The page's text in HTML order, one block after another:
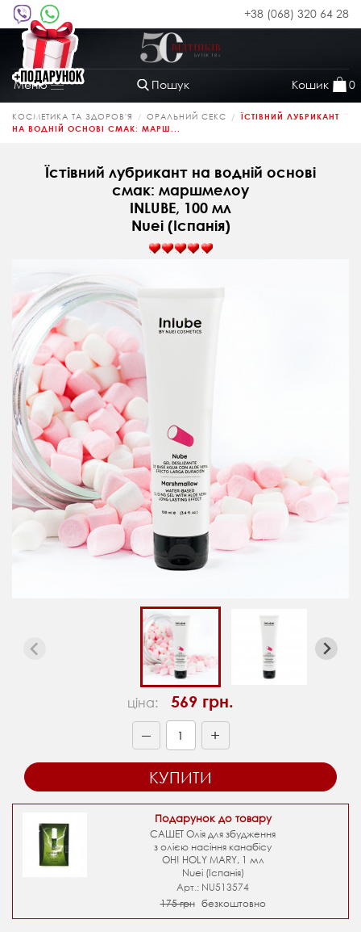
+38 (068) 320 64 28
Пошук Кошик 0
Меню Toggle
navigation
КОСМЕТИКА ТА ЗДОРОВ'Я ОРАЛЬНИЙ СЕКС
ЇСТІВНИЙ ЛУБРИКАНТ
НА ВОДНІЙ ОСНОВІ СМАК: МАРШ...
Їстівний лубрикант на водній основі
смак: маршмелоу
INLUBE, 100 мл
Nuei (Іспанія)
ціна: 569 грн.
— +
КУПИТИ
Подарунок до товару
САШЕТ Олія для збудження
з олією насіння канабісу
OH! HOLY MARY, 1 мл
Nuei (Іспанія)
Арт.: NU513574
175 грн безкоштовно